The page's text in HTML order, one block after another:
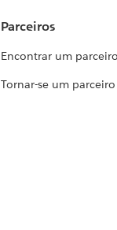
Parceiros
Encontrar um parceiro
Tornar-se um parceiro